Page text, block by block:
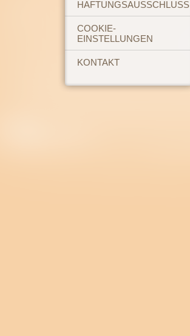
HAFTUNGSAUSSCHLUSS
COOKIE-
EINSTELLUNGEN
KONTAKT